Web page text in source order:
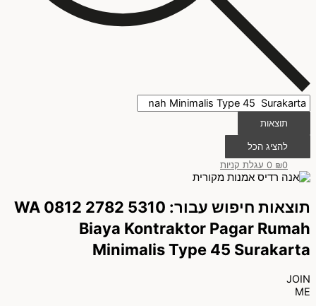
תוצאות
להציג הכל
₪0
0 עגלת קניות
תוצאות חיפוש עבור: WA 0812 2782 5310
Biaya Kontraktor Pagar Rumah
Minimalis Type 45 Surakarta
JOIN
ME